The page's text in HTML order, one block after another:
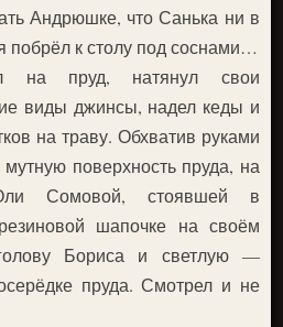
Андрюшке, что Санька ни в
побрёл к столу под соснами…
на пруд, натянул свои
виды джинсы, надел кеды и
на траву. Обхватив руками
поверхность пруда, на
Сомовой, стоявшей в
шапочке на своём
Бориса и светлую —
пруда. Смотрел и не